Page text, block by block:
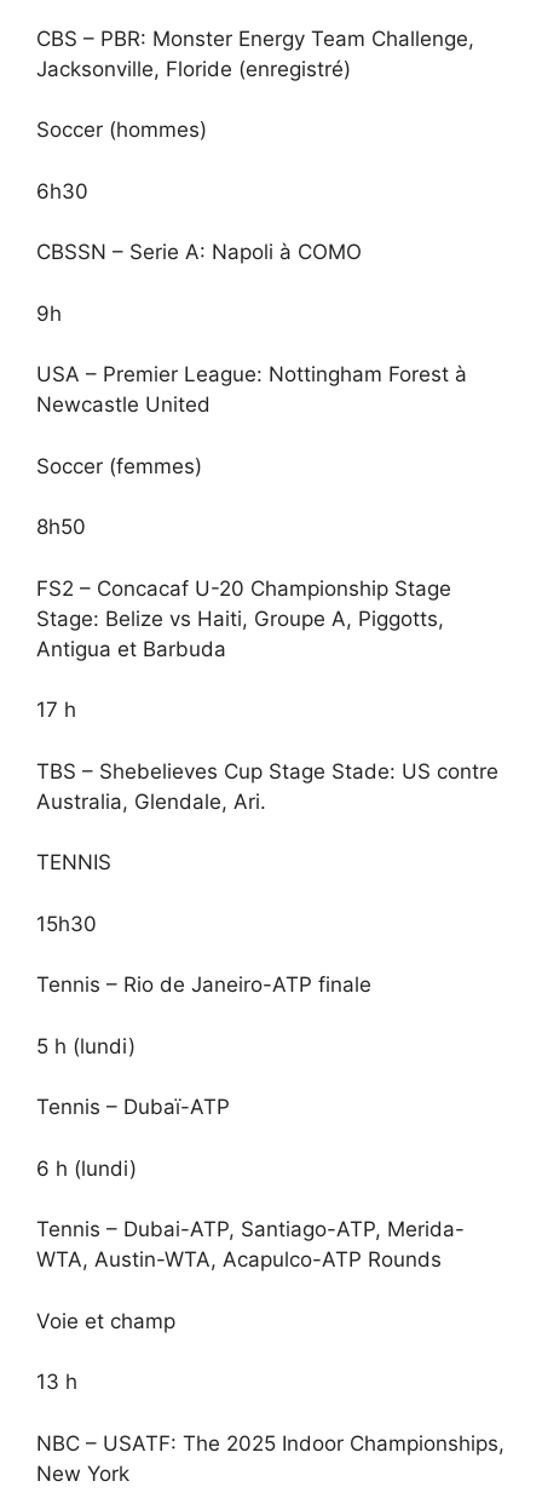
CBS – PBR: Monster Energy Team Challenge,
Jacksonville, Floride (enregistré)
Soccer (hommes)
6h30
CBSSN – Serie A: Napoli à COMO
9h
USA – Premier League: Nottingham Forest à
Newcastle United
Soccer (femmes)
8h50
FS2 – Concacaf U-20 Championship Stage
Stage: Belize vs Haiti, Groupe A, Piggotts,
Antigua et Barbuda
17 h
TBS – Shebelieves Cup Stage Stade: US contre
Australia, Glendale, Ari.
TENNIS
15h30
Tennis – Rio de Janeiro-ATP finale
5 h (lundi)
Tennis – Dubaï-ATP
6 h (lundi)
Tennis – Dubai-ATP, Santiago-ATP, Merida-
WTA, Austin-WTA, Acapulco-ATP Rounds
Voie et champ
13 h
NBC – USATF: The 2025 Indoor Championships,
New York